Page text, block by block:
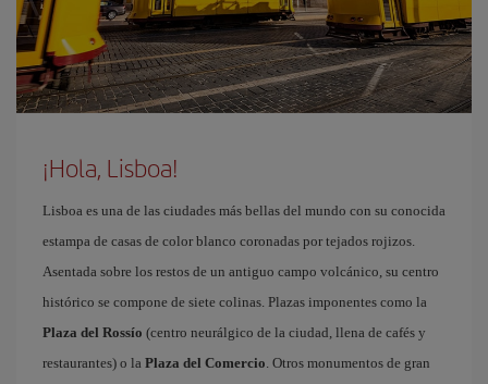
¡Hola, Lisboa!
Lisboa es una de las ciudades más bellas del mundo con su conocida
estampa de casas de color blanco coronadas por tejados rojizos.
Asentada sobre los restos de un antiguo campo volcánico, su centro
histórico se compone de siete colinas. Plazas imponentes como la
Plaza del Rossío (centro neurálgico de la ciudad, llena de cafés y
restaurantes) o la Plaza del Comercio. Otros monumentos de gran